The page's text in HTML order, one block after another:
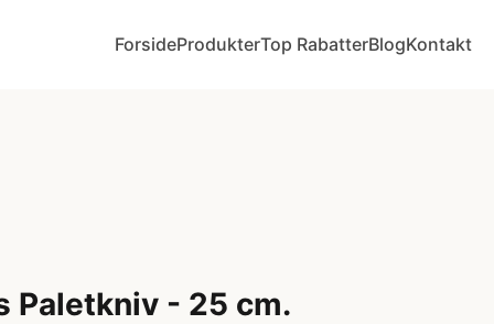
ForsideProdukterTop RabatterBlogKontakt
Paletkniv - 25 cm.